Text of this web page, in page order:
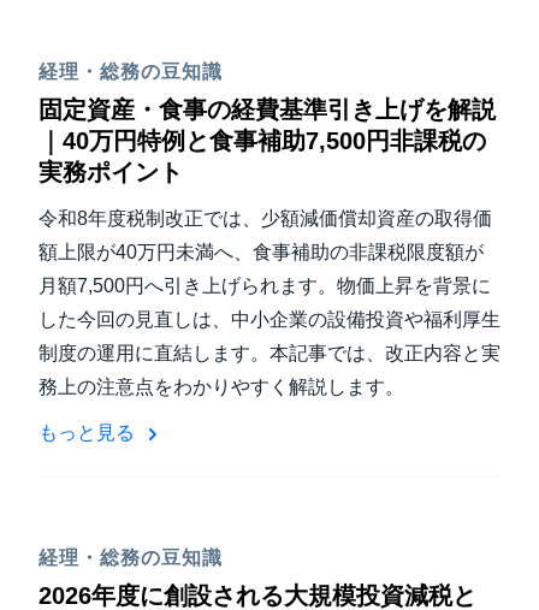
経理・総務の豆知識
固定資産・食事の経費基準引き上げを解説
｜40万円特例と食事補助7,500円非課税の
実務ポイント
令和8年度税制改正では、少額減価償却資産の取得価
額上限が40万円未満へ、食事補助の非課税限度額が
月額7,500円へ引き上げられます。物価上昇を背景に
した今回の見直しは、中小企業の設備投資や福利厚生
制度の運用に直結します。本記事では、改正内容と実
務上の注意点をわかりやすく解説します。
もっと見る
経理・総務の豆知識
2026年度に創設される大規模投資減税と